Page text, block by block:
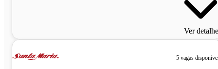
Ver
5 vagas